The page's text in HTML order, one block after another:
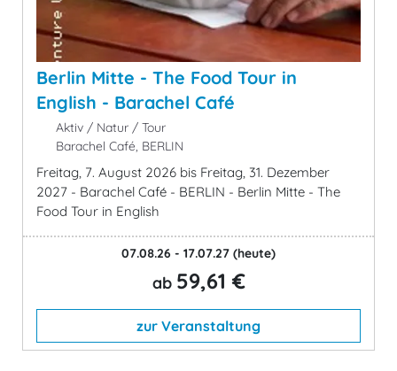
Berlin Mitte - The Food Tour in
English - Barachel Café
Aktiv / Natur / Tour
Barachel Café, BERLIN
Freitag, 7. August 2026 bis Freitag, 31. Dezember
2027 - Barachel Café - BERLIN - Berlin Mitte - The
Food Tour in English
07.08.26 - 17.07.27 (heute)
ab 59,61 €
zur Veranstaltung